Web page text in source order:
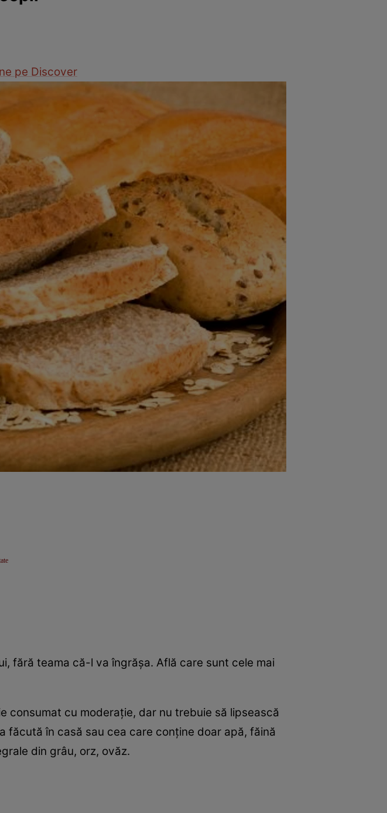
pe Discover
fără teama că-l va îngrăşa. Află care sunt cele mai
consumat cu moderaţie, dar nu trebuie să lipsească
făcută în casă sau cea care conţine doar apă, făină
din grâu, orz, ovăz.